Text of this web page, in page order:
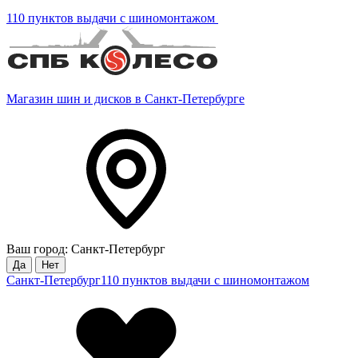
110 пунктов выдачи с шиномонтажом
Магазин шин и дисков в Санкт-Петербурге
Ваш город: Санкт-Петербург
Да Нет
Санкт-Петербург110 пунктов выдачи с шиномонтажом